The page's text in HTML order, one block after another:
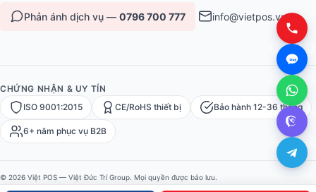
Phản ánh dịch vụ — 0796 700 777 info@vietpos.vn
CHỨNG NHẬN & UY TÍN
ISO 9001:2015
CE/RoHS thiết bị Bảo hành 12-36 tháng
6+ năm phục vụ B2B
© 2026 Việt POS — Việt Đức Trí Group. Mọi quyền được bảo lưu.
Bảo mật·Điều khoản·Sitemap